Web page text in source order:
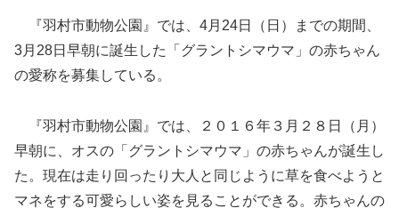
『羽村市動物公園』では、4月24日（日）までの期間、
3月28日早朝に誕生した「グラントシマウマ」の赤ちゃん
の愛称を募集している。
『羽村市動物公園』では、２０１６年３月２８日（月）
早朝に、オスの「グラントシマウマ」の赤ちゃんが誕生し
た。現在は走り回ったり大人と同じように草を食べようと
マネをする可愛らしい姿を見ることができる。赤ちゃんの